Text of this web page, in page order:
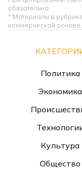
обязательна.
* Материалы в
коммерческой основе.
Политика
Экономика
Культура
Общество